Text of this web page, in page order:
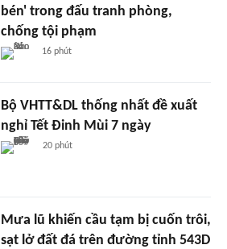
bén' trong đấu tranh phòng,
chống tội phạm
16 phút
Bộ VHTT&DL thống nhất đề xuất
nghỉ Tết Đinh Mùi 7 ngày
20 phút
Mưa lũ khiến cầu tạm bị cuốn trôi,
sạt lở đất đá trên đường tỉnh 543D